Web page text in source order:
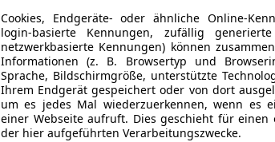
Cookies, Endgeräte- oder ähnliche Online-
login-basierte Kennungen, zufällig
netzwerkbasierte Kennungen) können
Informationen (z. B. Browsertyp und
Sprache, Bildschirmgröße, unterstützte
Ihrem Endgerät gespeichert oder von dort
um es jedes Mal wiederzuerkennen, wenn es
einer Webseite aufruft. Dies geschieht für einen
der hier aufgeführten Verarbeitungszwecke.